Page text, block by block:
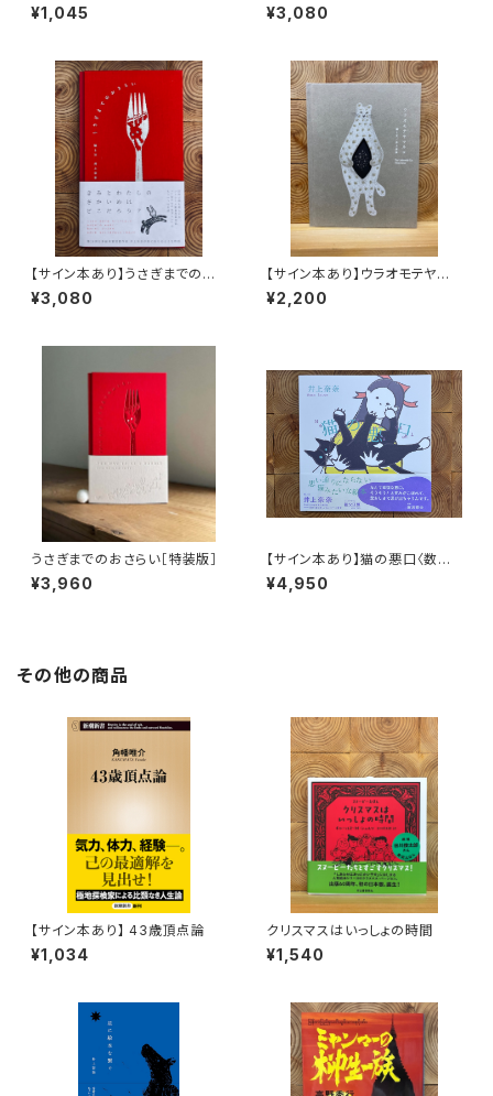
¥1,045 北極を風と歩く
¥3,080
【サイン本あり】うさぎまでのお
さらい［通常版］
¥3,080
【サイン本あり】ウラオモテヤマ
ネコ
¥2,200
うさぎまでのおさらい［特装版］
¥3,960
【サイン本あり】猫の悪口〈数量
限定・オリジナルトート付き〉
¥4,950
その他の商品
【サイン本あり】 43歳頂点論
¥1,034
クリスマスはいっしょの時間
¥1,540